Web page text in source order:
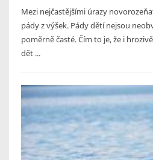
Mezi nejčastějšími úrazy
pády z výšek. Pády dětí nejsou
poměrně časté. Čím to je, že i
dět ...